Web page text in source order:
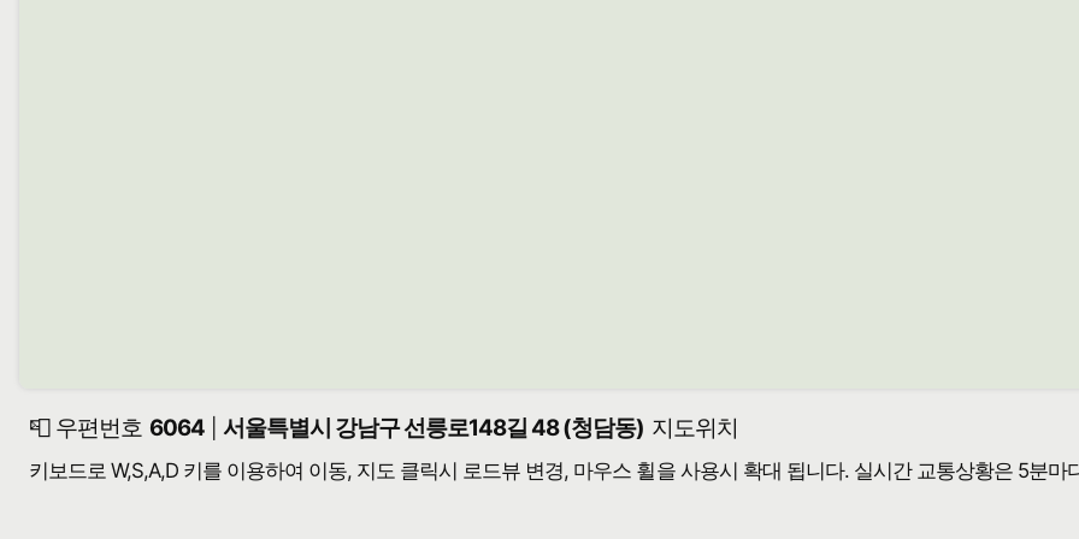
📮 우편번호 6064 서울특별시 강남구 선릉로148길 48 (청담동) 지도위치
키보드로 W,S,A,D 키를 이용하여 이동, 지도 클릭시 로드뷰 변경, 마우스 휠을 사용시 확대 됩니다. 실시간 교통상황은 5분마